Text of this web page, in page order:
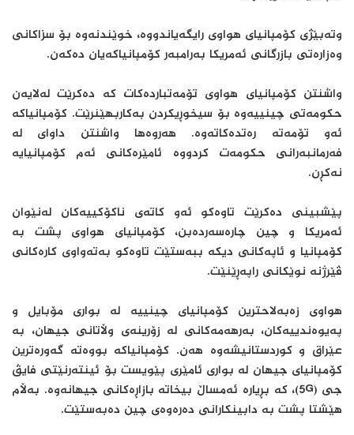
وته‌بێژى کۆمپانیاى هواوى رایگه‌یاندووه‌، خوێندنه‌وه‌ بۆ سزاکانى
وه‌زاره‌تى بازرگانى ئه‌مریکا به‌رامبه‌ر کۆمپانیاکه‌یان ده‌که‌ن.
واشنتن کۆمپانیاى هواوى تۆمه‌تبارده‌کات که‌ ده‌کرێت له‌لایه‌ن
حکومه‌تى چینییه‌وه‌ بۆ سیخوڕیکردن به‌کاربهێنرێت. کۆمپانیاکه‌
ئه‌و تۆمه‌ته‌ ره‌تده‌کاته‌وه‌. هه‌روه‌ها واشنتن داواى له‌
فه‌رمانبه‌رانى حکومه‌ت کردووه‌ ئامێره‌کانى ئه‌م کۆمپانیایه‌
نه‌کڕن.
پێشبینى ده‌کرێت تاوه‌کو ئه‌و کاته‌ى ناکۆکییه‌کان له‌نێوان
ئه‌مریکا و چین چاره‌سه‌رده‌بن، کۆمپانیاى هواوى پشت به‌
کۆمپانیا و ئاپه‌کانى دیکه‌ ببه‌ستێت تاوه‌کو به‌ته‌واوى کاره‌کانى
ڤێرژنه‌ نوێکانى راپه‌ڕێنێت.
هواوى زه‌به‌لاحترین کۆمپانیاى چینییه‌ له‌ بوارى مۆبایل و
په‌یوه‌ندییه‌کان، به‌رهه‌مه‌کانى له‌ زۆرینه‌ى وڵاتانى جیهان، به‌
عێراق و کوردستانیشه‌وه‌ هه‌ن. کۆمپانیاکه‌‌ بووه‌ته‌ گه‌وره‌ترین
کۆمپانیاى جیهان له‌ بوارى ئامێرى پێویست بۆ ئینته‌رنێتى فایڤ
جى (5G)، که‌ بڕیاره‌ ئه‌مساڵ بیخاته‌ بازاڕه‌کانى جیهانه‌وه‌. به‌ڵام
هێشتا پشت به‌ دابینکارانى ده‌ره‌وه‌ى چین ده‌به‌ستێت.